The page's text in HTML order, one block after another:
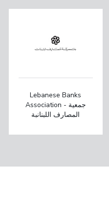
Lebanese Banks
Association - جمعية
المصارف اللبنانبة